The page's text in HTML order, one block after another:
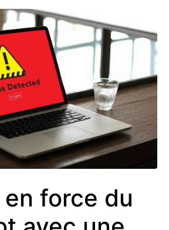
force du